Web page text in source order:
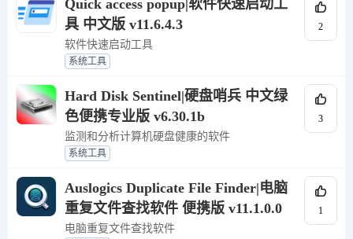
Quick access popup|软件快速启动工
具 中文版 v11.6.4.3
软件快速启动工具
系统工具
2
Hard Disk Sentinel|硬盘哨兵 中文绿
色便携专业版 v6.30.1b
监测和分析计算机硬盘健康的软件
系统工具
3
Auslogics Duplicate File Finder|电脑
重复文件查找软件 便携版 v11.1.0.0
电脑重复文件查找软件
1